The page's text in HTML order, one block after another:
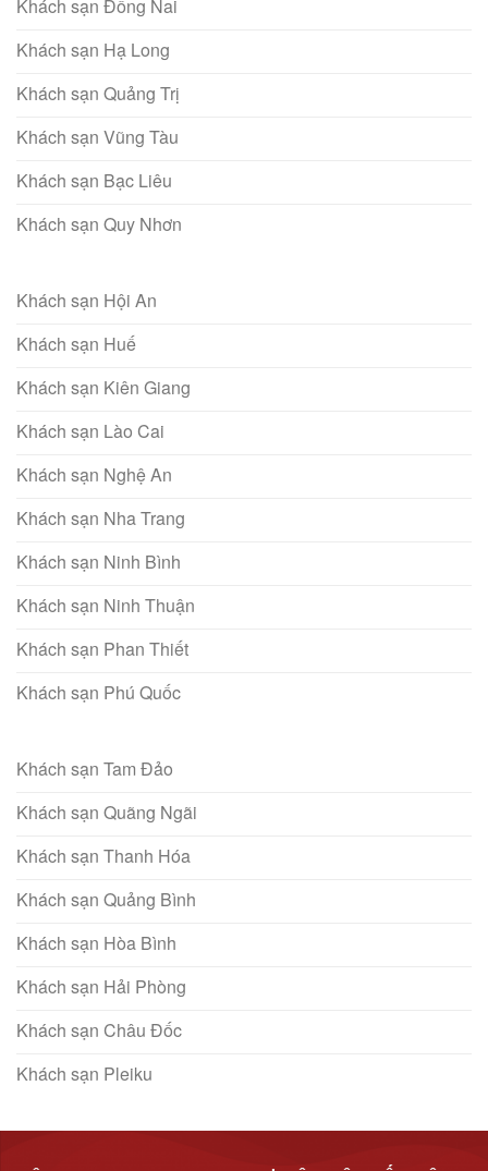
Khách sạn Đồng Nai
Khách sạn Hạ Long
Khách sạn Quảng Trị
Khách sạn Vũng Tàu
Khách sạn Bạc Liêu
Khách sạn Quy Nhơn
Khách sạn Hội An
Khách sạn Huế
Khách sạn Kiên Giang
Khách sạn Lào Cai
Khách sạn Nghệ An
Khách sạn Nha Trang
Khách sạn Ninh Bình
Khách sạn Ninh Thuận
Khách sạn Phan Thiết
Khách sạn Phú Quốc
Khách sạn Tam Đảo
Khách sạn Quãng Ngãi
Khách sạn Thanh Hóa
Khách sạn Quảng Bình
Khách sạn Hòa Bình
Khách sạn Hải Phòng
Khách sạn Châu Đốc
Khách sạn Pleiku